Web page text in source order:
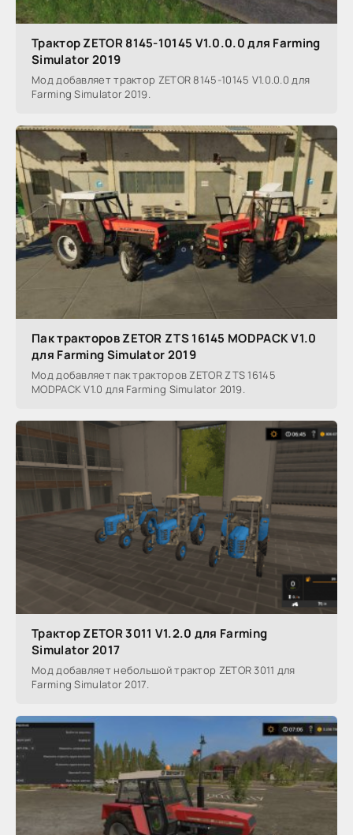
Трактор ZETOR 8145-10145 V1.0.0.0 для Farming
Simulator 2019
Мод добавляет трактор ZETOR 8145-10145 V1.0.0.0 для
Farming Simulator 2019.
Пак тракторов ZETOR ZTS 16145 MODPACK V1.0
для Farming Simulator 2019
Мод добавляет пак тракторов ZETOR ZTS 16145
MODPACK V1.0 для Farming Simulator 2019.
Трактор ZETOR 3011 V1.2.0 для Farming
Simulator 2017
Мод добавляет небольшой трактор ZETOR 3011 для
Farming Simulator 2017.